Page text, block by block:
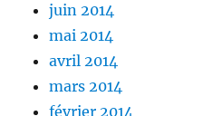
juin 2014
mai 2014
avril 2014
mars 2014
février 2014